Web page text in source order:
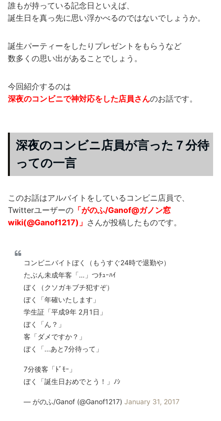
誰もが持っている記念日といえば、
誕生日を真っ先に思い浮かべるのではないでしょうか。
誕生パーティーをしたりプレゼントをもらうなど
数多くの思い出があることでしょう。
今回紹介するのは
深夜のコンビニで神対応をした店員さんのお話です。
深夜のコンビニ店員が言った７分待
っての一言
このお話はアルバイトをしているコンビニ店員で、
Twitterユーザーの 「がのふ/Ganof@ガノン窓
wiki(@Ganof1217)」 さんが投稿したものです。
コンビニバイトぼく（もうすぐ24時で退勤や）
たぶん未成年客「…」つﾁｭｰﾊｲ
ぼく（クソガキブチ犯すぞ）
ぼく「年確いたします」
学生証「平成9年 2月1日」
ぼく「ん？」
客「ダメですか？」
ぼく「…あと7分待って」
7分後客「ﾄﾞﾓｰ」
ぼく「誕生日おめでとう！」ﾉｼ
— がのふ/Ganof (@Ganof1217) January 31, 2017